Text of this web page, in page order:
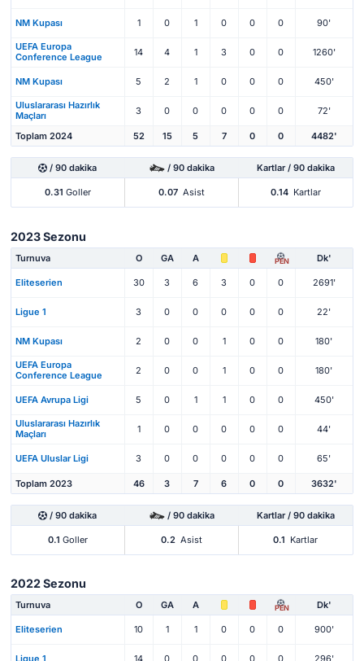
NM Kupası 1 0 1 0 0 0 90'
UEFA Europa
Conference League
14 4 1 3 0 0 1260'
NM Kupası 5 2 1 0 0 0 450'
Uluslararası Hazırlık
Maçları
3 0 0 0 0 0 72'
Toplam 2024 52 15 5 7 0 0 4482'
/ 90 dakika / 90 dakika Kartlar / 90 dakika
0.31 Goller 0.07 Asist 0.14 Kartlar
2023 Sezonu
Turnuva O GA A PEN Dk'
Eliteserien 30 3 6 3 0 0 2691'
Ligue 1 3 0 0 0 0 0 22'
NM Kupası 2 0 0 1 0 0 180'
UEFA Europa
Conference League
2 0 0 1 0 0 180'
UEFA Avrupa Ligi 5 0 1 1 0 0 450'
Uluslararası Hazırlık
Maçları
1 0 0 0 0 0 44'
UEFA Uluslar Ligi 3 0 0 0 0 0 65'
Toplam 2023 46 3 7 6 0 0 3632'
/ 90 dakika / 90 dakika Kartlar / 90 dakika
0.1 Goller 0.2 Asist 0.1 Kartlar
2022 Sezonu
Turnuva O GA A PEN Dk'
Eliteserien 10 1 1 0 0 0 900'